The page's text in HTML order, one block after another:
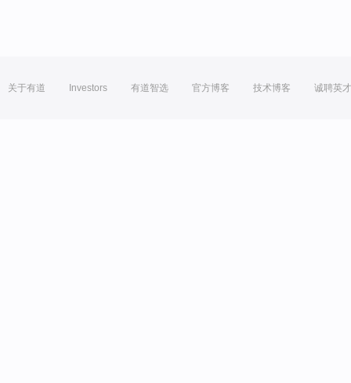
关于有道 Investors 有道智选 官方博客 技术博客 诚聘英才